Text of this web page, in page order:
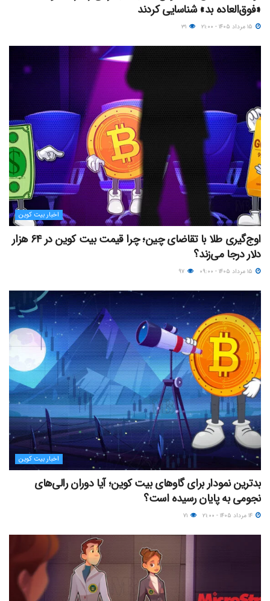
«فوق‌العاده بد» شناسایی کردند
اخبار بیت کوین
اوج‌گیری طلا با تقاضای چین؛ چرا قیمت بیت کوین در ۶۴ هزار
دلار درجا می‌زند؟
اخبار بیت کوین
بدترین نمودار برای گاوهای بیت کوین؛ آیا دوران رالی‌های
نجومی به پایان رسیده است؟